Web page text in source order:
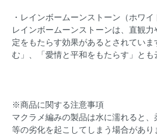
・レインボームーンストーン（ホワイ
レインボームーンストーンは、直観
定をもたらす効果があるとされてい
む」、「愛情と平和をもたらす」とも
※商品に関する注意事項
マクラメ編みの製品は水に濡れると
等の劣化を起こしてしまう場合があ